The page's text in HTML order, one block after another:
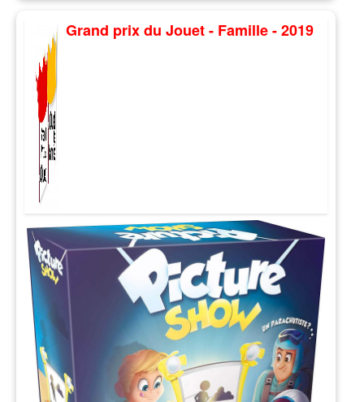
Grand prix du Jouet - Famille - 2019